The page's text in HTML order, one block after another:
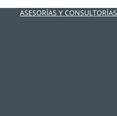
ASESORÍAS Y CONSULTORÍAS